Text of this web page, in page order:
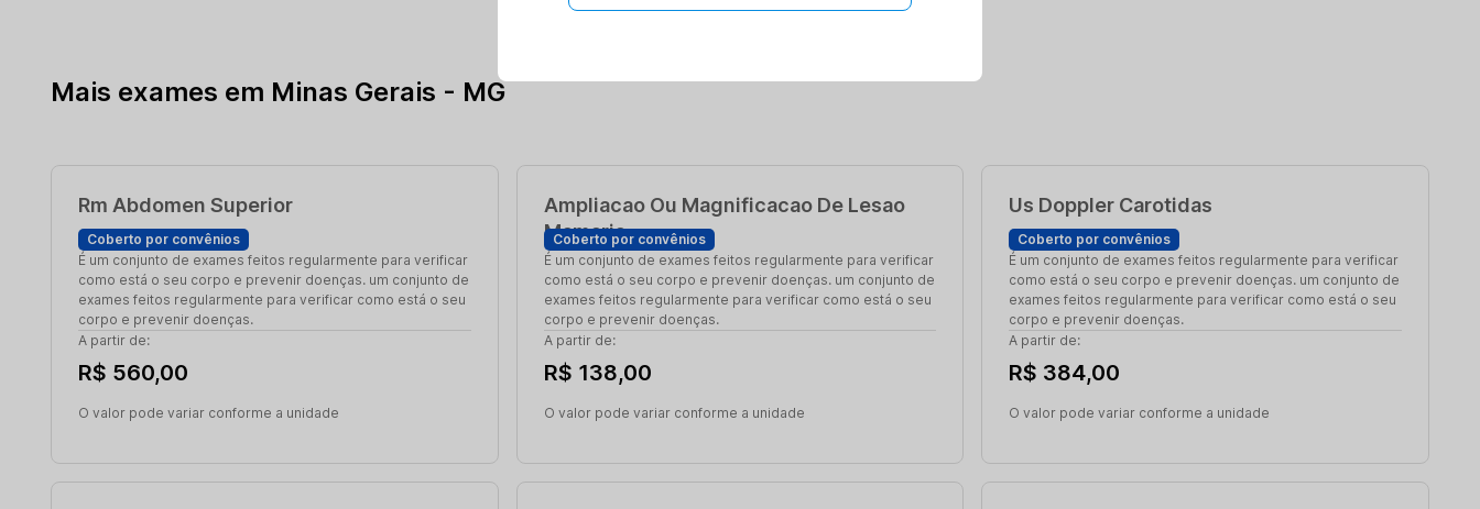
Mais exames em Minas Gerais - MG
Rm Abdomen Superior
Coberto por convênios
É um conjunto de exames feitos regularmente para verificar
como está o seu corpo e prevenir doenças. um conjunto de
exames feitos regularmente para verificar como está o seu
corpo e prevenir doenças.
A partir de:
R$ 560,00
O valor pode variar conforme a unidade
Ampliacao Ou Magnificacao De Lesao
Mamaria
Coberto por convênios
É um conjunto de exames feitos regularmente para verificar
como está o seu corpo e prevenir doenças. um conjunto de
exames feitos regularmente para verificar como está o seu
corpo e prevenir doenças.
A partir de:
R$ 138,00
O valor pode variar conforme a unidade
Us Doppler Carotidas
Coberto por convênios
É um conjunto de exames feitos regularmente para verificar
como está o seu corpo e prevenir doenças. um conjunto de
exames feitos regularmente para verificar como está o seu
corpo e prevenir doenças.
A partir de:
R$ 384,00
O valor pode variar conforme a unidade